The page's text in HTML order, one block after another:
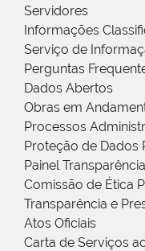
Servidores
Informações
Serviço de
Perguntas
Dados Abertos
Obras em
Processos
Proteção de Dados
Painel Transparência
Comissão de Ética
Transparência e
Atos Oficiais
Carta de Serviços